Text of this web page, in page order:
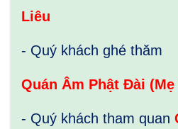
Liêu
- Quý khách ghé thăm
Quán Âm Phật Đài (Mẹ
- Quý khách tham quan